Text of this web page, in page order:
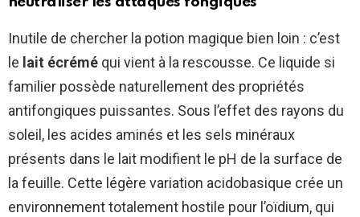
Inutile de chercher la potion magique bien loin : c’est
le lait écrémé qui vient à la rescousse. Ce liquide si
familier possède naturellement des propriétés
antifongiques puissantes. Sous l’effet des rayons du
soleil, les acides aminés et les sels minéraux
présents dans le lait modifient le pH de la surface de
la feuille. Cette légère variation acidobasique crée un
environnement totalement hostile pour l’oïdium, qui